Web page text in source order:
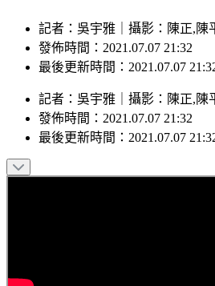
記者：吳宇雅｜攝影：陳正,陳
發佈時間：2021.07.07 21:32
最後更新時間：2021.07.07
記者 ： 吳宇雅 攝影 ： 陳正,陳
發佈時間： 2021.07.07 21:32
最後更新時間： 2021.07.07